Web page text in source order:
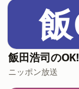
ニッポン放送